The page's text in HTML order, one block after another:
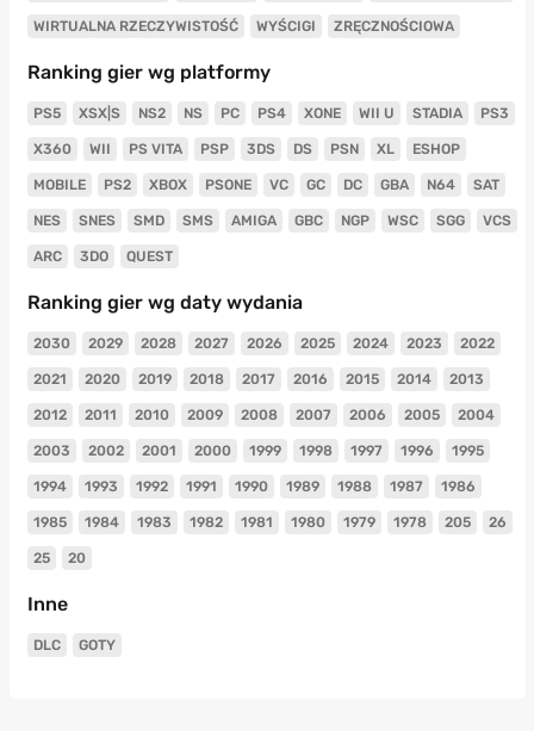
WIRTUALNA RZECZYWISTOŚĆ WYŚCIGI ZRĘCZNOŚCIOWA
Ranking gier wg platformy
PS5 XSX|S NS2 NS PC PS4 XONE WII U STADIA PS3
X360 WII PS VITA PSP 3DS DS PSN XL ESHOP
MOBILE PS2 XBOX PSONE VC GC DC GBA N64 SAT
NES SNES SMD SMS AMIGA GBC NGP WSC SGG VCS
ARC 3DO QUEST
Ranking gier wg daty wydania
2030 2029 2028 2027 2026 2025 2024 2023 2022
2021 2020 2019 2018 2017 2016 2015 2014 2013
2012 2011 2010 2009 2008 2007 2006 2005 2004
2003 2002 2001 2000 1999 1998 1997 1996 1995
1994 1993 1992 1991 1990 1989 1988 1987 1986
1985 1984 1983 1982 1981 1980 1979 1978 205 26
25 20
Inne
DLC GOTY